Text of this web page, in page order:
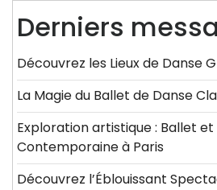
Derniers
Découvrez les Lieux de Danse
La Magie du Ballet de Danse
Exploration artistique : Ballet et
Contemporaine à Paris
Découvrez l’Éblouissant